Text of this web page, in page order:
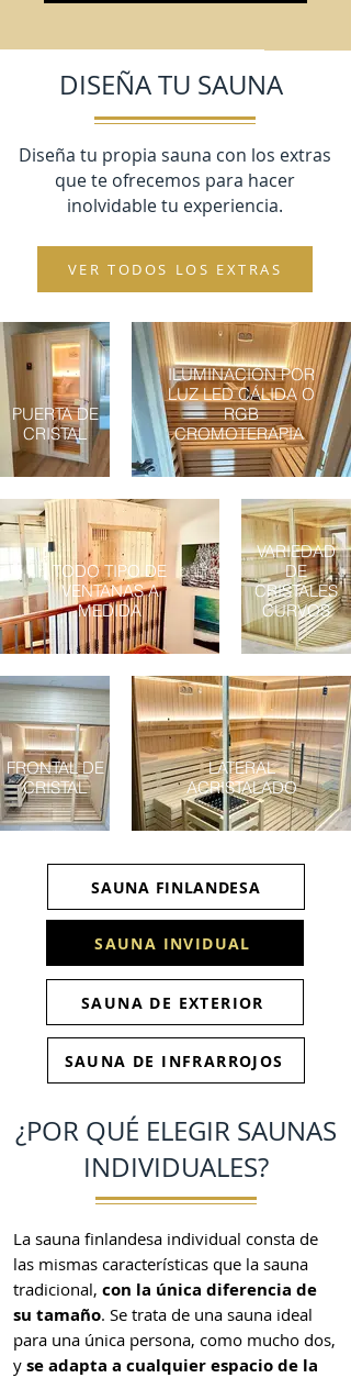
DISEÑA TU SAUNA
Diseña tu propia sauna con los extras
que te ofrecemos para hacer
inolvidable tu experiencia.
VER TODOS LOS EXTRAS
PUERTA DE
CRISTAL
ILUMINACIÓN POR
LUZ LED CÁLIDA O
RGB
CROMOTERAPIA
TODO TIPO DE
VENTANAS A
MEDIDA
VARIEDAD
DE
CRISTALES
CURVOS
FRONTAL DE
CRISTAL
LATERAL
ACRISTALADO
SAUNA FINLANDESA
SAUNA INVIDUAL
SAUNA DE EXTERIOR
SAUNA DE INFRARROJOS
¿POR QUÉ ELEGIR SAUNAS
INDIVIDUALES?
La sauna finlandesa individual consta de
las mismas características que la sauna
tradicional, con la única diferencia de
su tamaño. Se trata de una sauna ideal
para una única persona, como mucho dos,
y se adapta a cualquier espacio de la